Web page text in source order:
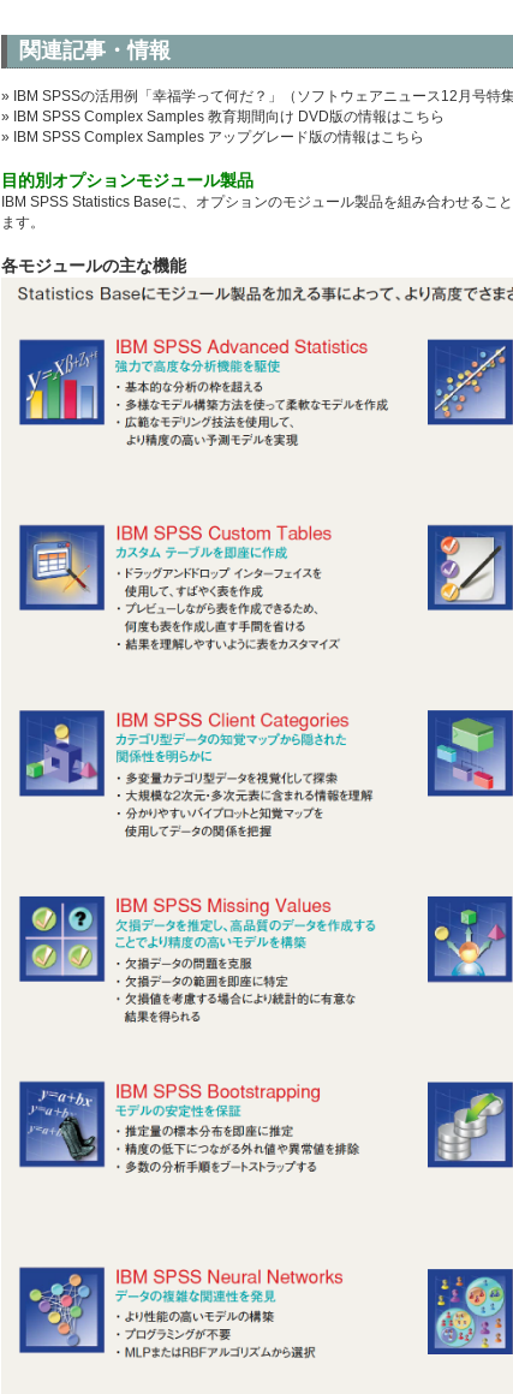
関連記事・情報
» IBM SPSSの活用例「幸福学って何だ？」（ソフトウェアニュース12月号特集
» IBM SPSS Complex Samples 教育期間向け DVD版の情報はこちら
» IBM SPSS Complex Samples アップグレード版の情報はこちら
目的別オプションモジュール製品
IBM SPSS Statistics Baseに、オプションのモジュール製品を組み合わせるこ
ます。
各モジュールの主な機能